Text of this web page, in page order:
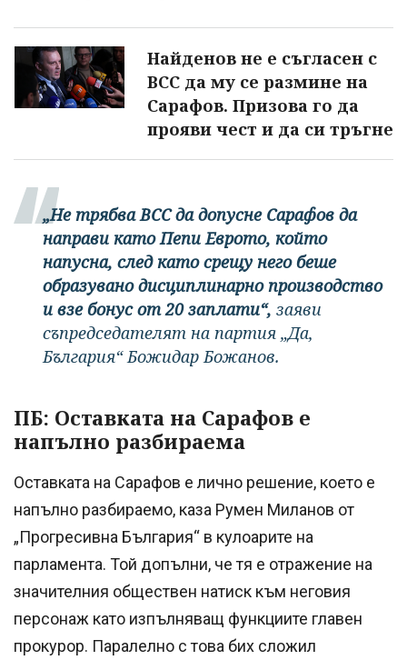
Найденов не е съгласен с
ВСС да му се размине на
Сарафов. Призова го да
прояви чест и да си тръгне
„Не трябва ВСС да допусне Сарафов да
направи като Пепи Еврото, който
напусна, след като срещу него беше
образувано дисциплинарно производство
и взе бонус от 20 заплати“, заяви
съпредседателят на партия „Да,
България“ Божидар Божанов.
ПБ: Оставката на Сарафов е
напълно разбираема
Оставката на Сарафов е лично решение, което е
напълно разбираемо, каза Румен Миланов от
„Прогресивна България“ в кулоарите на
парламента. Той допълни, че тя е отражение на
значителния обществен натиск към неговия
персонаж като изпълняващ функциите главен
прокурор. Паралелно с това бих сложил